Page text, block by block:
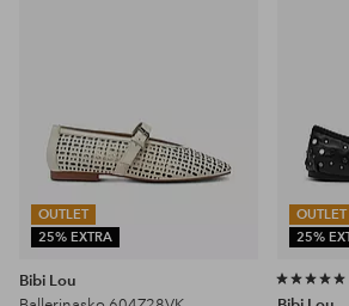
OUTLET
25% EXTRA
Bibi Lou
OUTLET
25%